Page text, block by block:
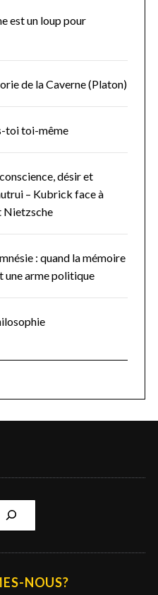
est un loup pour
de la Caverne (Platon)
toi toi-même
désir et
– Kubrick face à
Nietzsche
: quand la mémoire
une arme politique
NOUS?